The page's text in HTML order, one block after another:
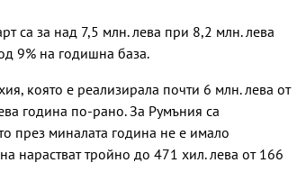
са за над 7,5 млн. лева при 8,2 млн. лева
9% на годишна база.
която е реализирала почти 6 млн. лева от
година по-рано. За Румъния са
през миналата година не е имало
нарастват тройно до 471 хил. лева от 166